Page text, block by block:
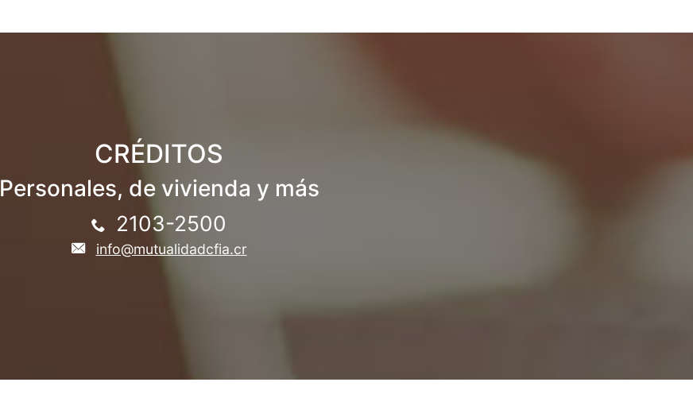
CRÉDITOS
Personales, de vivienda y más
2103-2500
info@mutualidadcfia.cr